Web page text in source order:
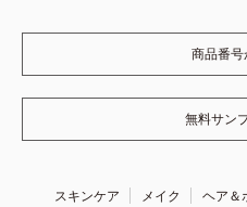
商品番
無料サン
スキンケア メイク ヘア＆